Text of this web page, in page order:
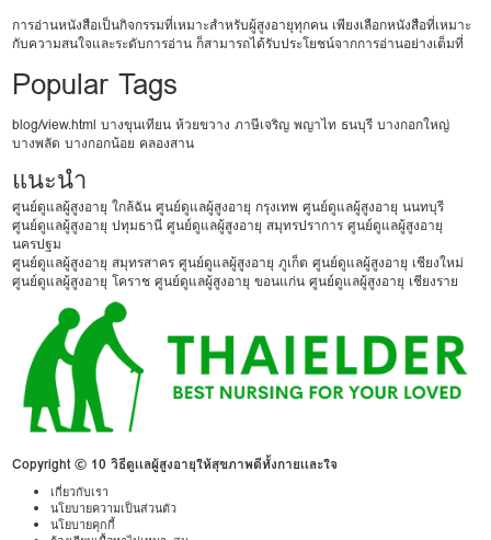
การอ่านหนังสือเป็นกิจกรรมที่เหมาะสำหรับผู้สูงอายุทุกคน เพียงเลือกหนังสือที่เหมาะ
กับความสนใจและระดับการอ่าน ก็สามารถได้รับประโยชน์จากการอ่านอย่างเต็มที่
Popular Tags
blog/view.html บางขุนเทียน ห้วยขวาง ภาษีเจริญ พญาไท ธนบุรี บางกอกใหญ่
บางพลัด บางกอกน้อย คลองสาน
แนะนำ
ศูนย์ดูแลผู้สูงอายุ ใกล้ฉัน ศูนย์ดูแลผู้สูงอายุ กรุงเทพ ศูนย์ดูแลผู้สูงอายุ นนทบุรี
ศูนย์ดูแลผู้สูงอายุ ปทุมธานี ศูนย์ดูแลผู้สูงอายุ สมุทรปราการ ศูนย์ดูแลผู้สูงอายุ
นครปฐม
ศูนย์ดูแลผู้สูงอายุ สมุทรสาคร ศูนย์ดูแลผู้สูงอายุ ภูเก็ต ศูนย์ดูแลผู้สูงอายุ เชียงใหม่
ศูนย์ดูแลผู้สูงอายุ โคราช ศูนย์ดูแลผู้สูงอายุ ขอนแก่น ศูนย์ดูแลผู้สูงอายุ เชียงราย
Copyright © 10 วิธีดูเเลผู้สูงอายุให้สุขภาพดีทั้งกายเเละใจ
เกี่ยวกับเรา
นโยบายความเป็นส่วนตัว
นโยบายคุกกี้